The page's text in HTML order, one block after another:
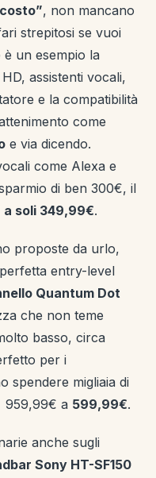
, non mancano
strepitosi se vuoi
è un esempio la
assistenti vocali,
e la compatibilità
come
e via dicendo.
come Alexa e
di ben 300€, il
a soli 349,99€.
proposte da urlo,
entry-level
Quantum Dot
che non teme
basso, circa
per i
spendere migliaia di
959,99€ a 599,99€.
anche sugli
Sony HT-SF150